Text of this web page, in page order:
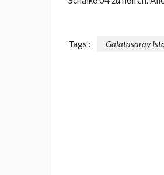
Tags : Galatasaray